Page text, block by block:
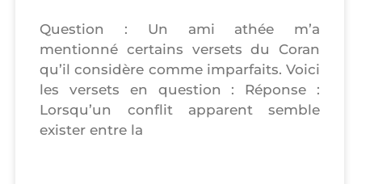
Question : Un ami athée m’a
mentionné certains versets du Coran
qu’il considère comme imparfaits. Voici
les versets en question : Réponse :
Lorsqu’un conflit apparent semble
exister entre la